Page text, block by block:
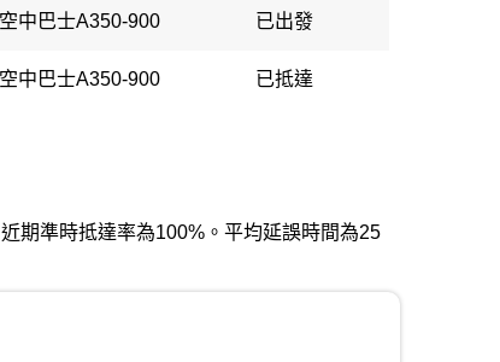
空中巴士A350-900 已出發
空中巴士A350-900 已抵達
期準時抵達率為100%。平均延誤時間為25